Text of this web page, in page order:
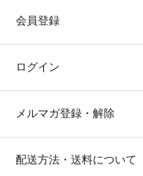
会員登録
ログイン
メルマガ登録・解除
配送方法・送料について